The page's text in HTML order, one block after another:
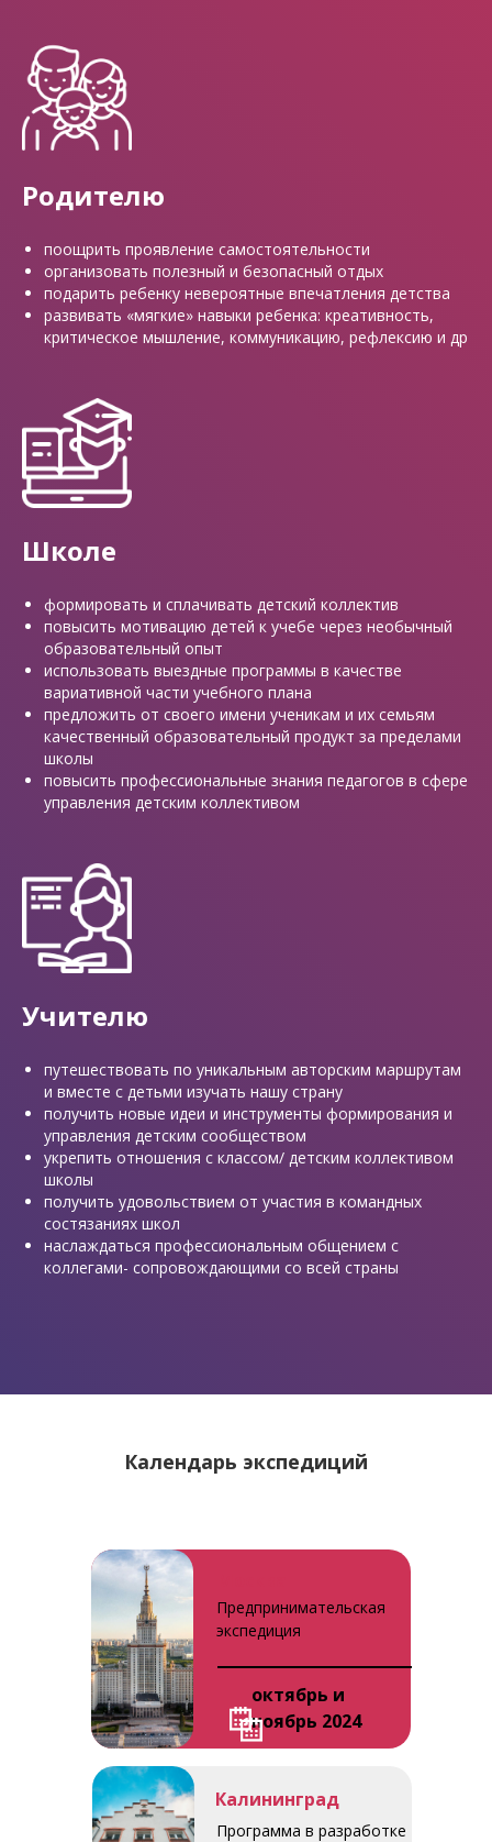
Родителю
поощрить проявление самостоятельности
организовать полезный и безопасный отдых
подарить ребенку невероятные впечатления детства
развивать «мягкие» навыки ребенка: креативность,
критическое мышление, коммуникацию, рефлексию и др
Школе
формировать и сплачивать детский коллектив
повысить мотивацию детей к учебе через необычный
образовательный опыт
использовать выездные программы в качестве
вариативной части учебного плана
предложить от своего имени ученикам и их семьям
качественный образовательный продукт за пределами
школы
повысить профессиональные знания педагогов в сфере
управления детским коллективом
Учителю
путешествовать по уникальным авторским маршрутам
и вместе с детьми изучать нашу страну
получить новые идеи и инструменты формирования и
управления детским сообществом
укрепить отношения с классом/ детским коллективом
школы
получить удовольствием от участия в командных
состязаниях школ
наслаждаться профессиональным общением с
коллегами- сопровождающими со всей страны
Календарь экспедиций
октябрь и
ноябрь 2024
Калининград
Предпринимательская
экспедиция
Программа в разработке